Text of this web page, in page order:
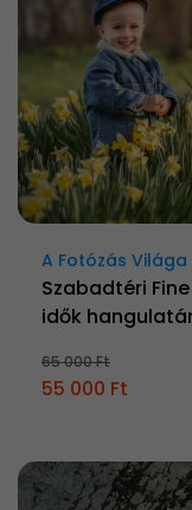
A Fotózás Világa
Szabadtéri
idők
65 000 Ft
55 000 Ft